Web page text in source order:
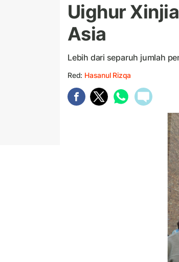
Uighur
Asia
Lebih dari separuh jumlah
Red: Hasanul Rizqa